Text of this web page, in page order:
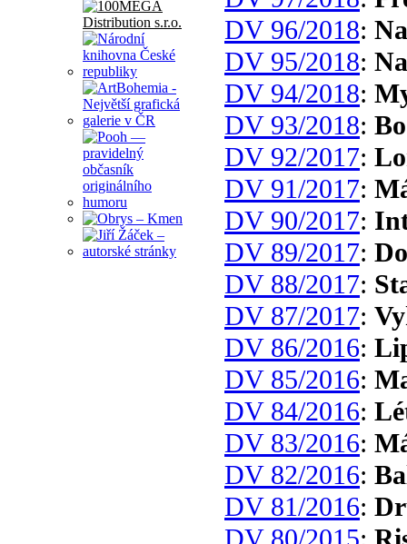
DV 96/2018:
DV 95/2018:
DV 94/2018:
DV 93/2018:
DV 92/2017:
DV 91/2017:
DV 90/2017:
DV 89/2017:
DV 88/2017:
DV 87/2017:
DV 86/2016:
DV 85/2016:
DV 84/2016:
DV 83/2016:
DV 82/2016:
DV 81/2016: